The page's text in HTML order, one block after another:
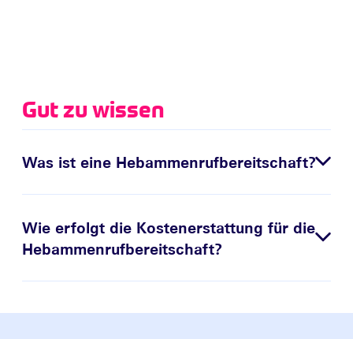
Gut zu wissen
Was ist eine Hebammenrufbereitschaft?
Wie erfolgt die Kostenerstattung für die
Hebammenrufbereitschaft?